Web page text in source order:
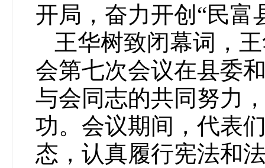
开局，奋力开创“民富
王华树致闭幕词，
会第七次会议在县委
与会同志的共同努力
功。会议期间，代表
态，认真履行宪法和